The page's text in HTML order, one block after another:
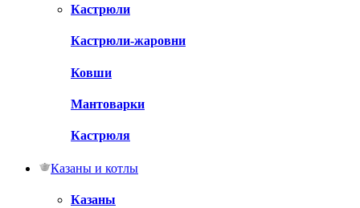
Кастрюли
Кастрюли-жаровни
Ковши
Мантоварки
Кастрюля
Казаны и котлы
Казаны